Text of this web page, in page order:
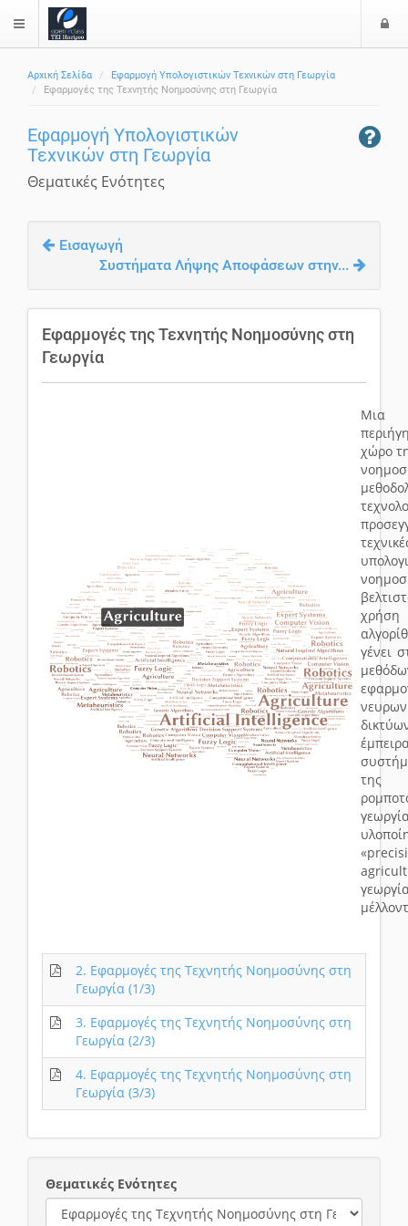
$langMenu
Αρχική Σελίδα
Εφαρμογή Υπολογιστικών Τεχνικών στη Γεωργία
Εφαρμογές της Τεχνητής Νοημοσύνης στη Γεωργία
Εφαρμογή Υπολογιστικών
Τεχνικών στη Γεωργία
Θεματικές Ενότητες
Εισαγωγή
Συστήματα Λήψης Αποφάσεων στην...
Εφαρμογές της Τεχνητής Νοημοσύνης στη
Γεωργία
Μια
χώρο
χρήση
γένει
της
2. Εφαρμογές της Τεχνητής Νοημοσύνης στη
Γεωργία (1/3)
3. Εφαρμογές της Τεχνητής Νοημοσύνης στη
Γεωργία (2/3)
4. Εφαρμογές της Τεχνητής Νοημοσύνης στη
Γεωργία (3/3)
Θεματικές Ενότητες